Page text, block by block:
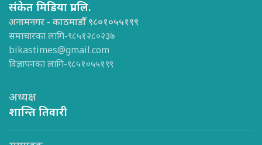
संकेत मिडिया प्रा.लि.
अनामनगर - काठमाडौँ ९८०१०५५१९९
समाचारका लागि-९८५१२८०२३७
bikastimes@gmail.com
विज्ञापनका लागि-९८५१०५५१९९
अध्यक्ष
शान्ति तिवारी